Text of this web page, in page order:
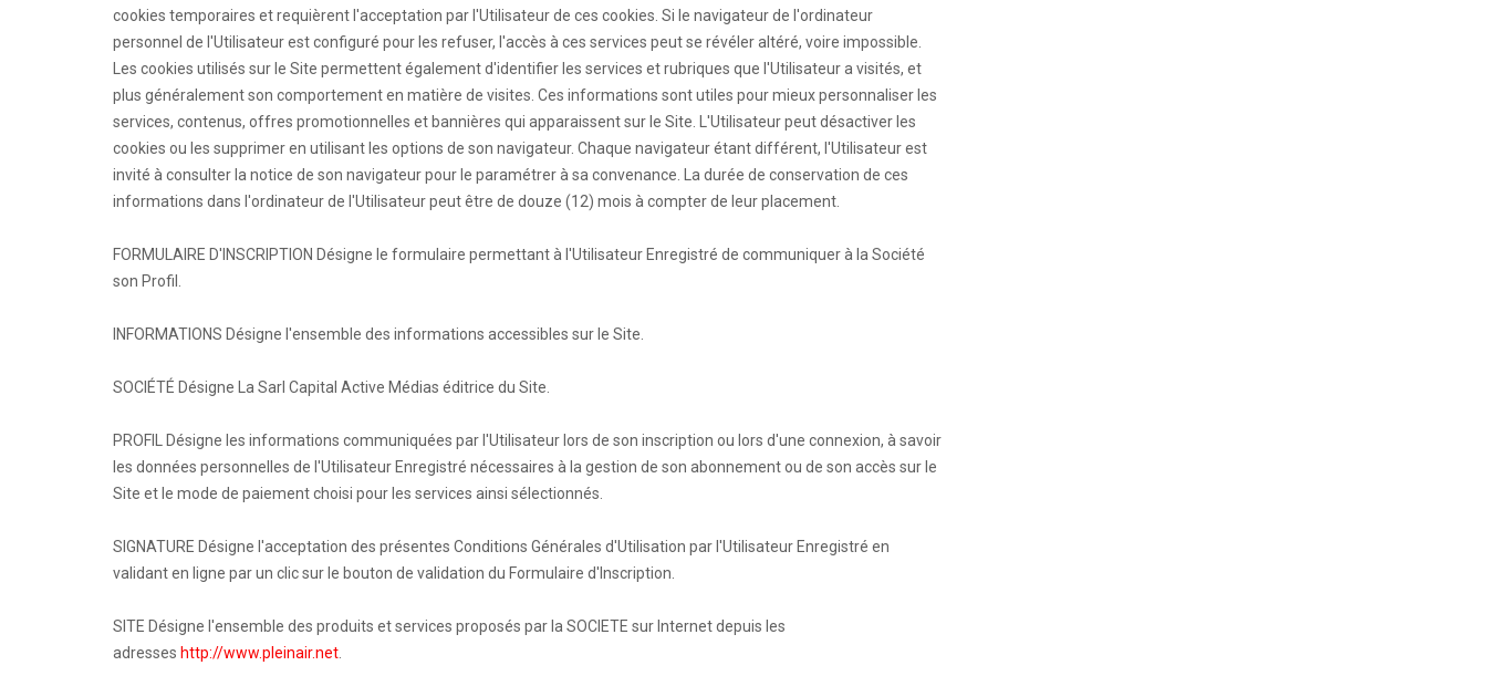
cookies temporaires et requièrent l'acceptation par l'Utilisateur de ces cookies. Si le navigateur de l'ordinateur
personnel de l'Utilisateur est configuré pour les refuser, l'accès à ces services peut se révéler altéré, voire impossible.
Les cookies utilisés sur le Site permettent également d'identifier les services et rubriques que l'Utilisateur a visités, et
plus généralement son comportement en matière de visites. Ces informations sont utiles pour mieux personnaliser les
services, contenus, offres promotionnelles et bannières qui apparaissent sur le Site. L'Utilisateur peut désactiver les
cookies ou les supprimer en utilisant les options de son navigateur. Chaque navigateur étant différent, l'Utilisateur est
invité à consulter la notice de son navigateur pour le paramétrer à sa convenance. La durée de conservation de ces
informations dans l'ordinateur de l'Utilisateur peut être de douze (12) mois à compter de leur placement.
FORMULAIRE D'INSCRIPTION Désigne le formulaire permettant à l'Utilisateur Enregistré de communiquer à la Société
son Profil.
INFORMATIONS Désigne l'ensemble des informations accessibles sur le Site.
SOCIÉTÉ Désigne La Sarl Capital Active Médias éditrice du Site.
PROFIL Désigne les informations communiquées par l'Utilisateur lors de son inscription ou lors d'une connexion, à savoir
les données personnelles de l'Utilisateur Enregistré nécessaires à la gestion de son abonnement ou de son accès sur le
Site et le mode de paiement choisi pour les services ainsi sélectionnés.
SIGNATURE Désigne l'acceptation des présentes Conditions Générales d'Utilisation par l'Utilisateur Enregistré en
validant en ligne par un clic sur le bouton de validation du Formulaire d'Inscription.
SITE Désigne l'ensemble des produits et services proposés par la SOCIETE sur Internet depuis les
adresses http://www.pleinair.net